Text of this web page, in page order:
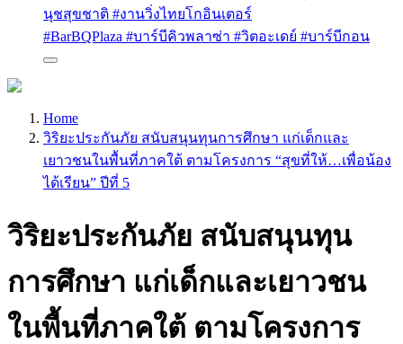
นุชสุขชาติ #งานวิ่งไทยโกอินเตอร์
#BarBQPlaza #บาร์บีคิวพลาซ่า #วิตอะเดย์ #บาร์บีกอน
Home
วิริยะประกันภัย สนับสนุนทุนการศึกษา แก่เด็กและ
เยาวชนในพื้นที่ภาคใต้ ตามโครงการ “สุขที่ให้…เพื่อน้อง
ได้เรียน” ปีที่ 5
วิริยะประกันภัย สนับสนุนทุน
การศึกษา แก่เด็กและเยาวชน
ในพื้นที่ภาคใต้ ตามโครงการ